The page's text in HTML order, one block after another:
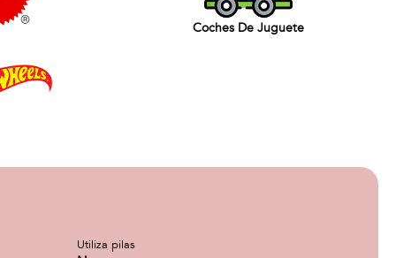
Coches De Juguete
Utiliza pilas